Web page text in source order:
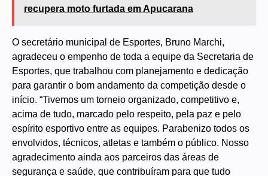
recupera moto furtada em Apucarana
O secretário municipal de Esportes, Bruno Marchi,
agradeceu o empenho de toda a equipe da Secretaria de
Esportes, que trabalhou com planejamento e dedicação
para garantir o bom andamento da competição desde o
início. “Tivemos um torneio organizado, competitivo e,
acima de tudo, marcado pelo respeito, pela paz e pelo
espírito esportivo entre as equipes. Parabenizo todos os
envolvidos, técnicos, atletas e também o público. Nosso
agradecimento ainda aos parceiros das áreas de
segurança e saúde, que contribuíram para que tudo